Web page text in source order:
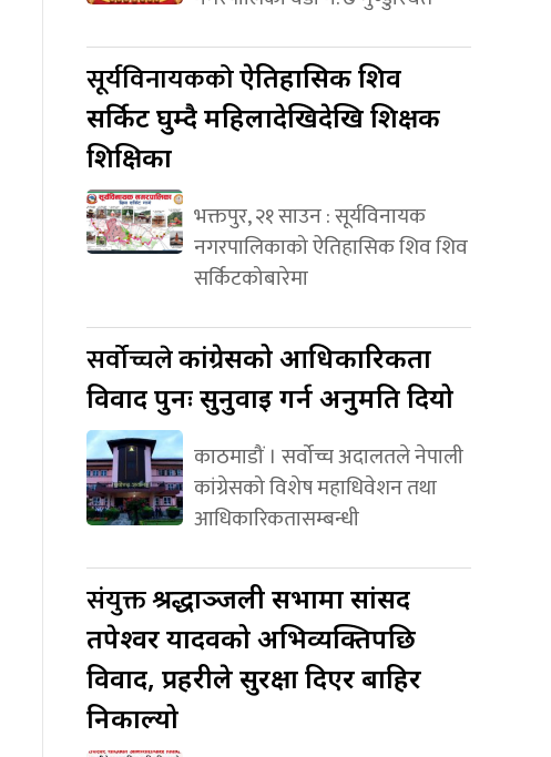
सूर्यविनायककोऐतिहासिक शिव
सर्किट घुम्दै महिलादेखिदेखि शिक्षक
शिक्षिका
भक्तपुर, २१ साउन : सूर्यविनायक
नगरपालिकाको ऐतिहासिक शिव शिव
सर्किटकोबारेमा
सर्वोच्चलेकांग्रेसको आधिकारिकता
विवाद पुनः सुनुवाइ गर्न अनुमति दियो
काठमाडौं । सर्वोच्च अदालतले नेपाली
कांग्रेसको विशेष महाधिवेशन तथा
आधिकारिकतासम्बन्धी
संयुक्तश्रद्धाञ्जली सभामा सांसद
तपेश्वर यादवको अभिव्यक्तिपछि
विवाद, प्रहरीले सुरक्षा दिएर बाहिर
निकाल्यो